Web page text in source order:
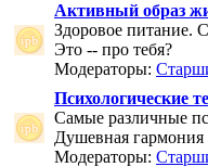
Активный образ
Здоровое питание.
Это -- про тебя?
Модераторы:
Психологические
Самые различные
Душевная гармония
Модераторы: